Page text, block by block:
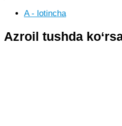
A - lotincha
Azroil tushda